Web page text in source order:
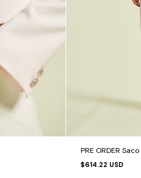
PRE ORDER
$614.22 USD